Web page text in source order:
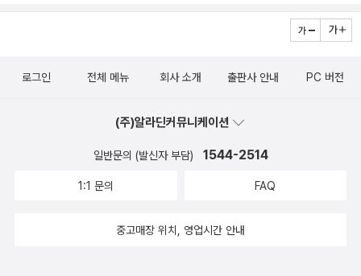
광하는 팬을 한 명이라도 만들어보는 것이다. 나의 의견에 공감하
스럽게 퍼스널 브랜딩에 성공하고 성공적인 1인 기업가가 될 것
합니다. 주제와 타기팅, 제목과 목차, 집필계획, 초고집필, 퇴고의
함할 수있게 했습니다. 우리는 행복한 삶을 살고 싶고 남에게 인
만 사실 그것이 쉽지 많은 않습니다. 더우기 이제 1인기업가가 될
수밖에 없는 사회적 상황이 되고 있습니다. 1인기업가는 제대로
퍼스널마케팅을 해야하고 책쓰기는 최고의 마케팅방법일겁니다.
생각보다 책쓰기가 어렵지않다고 합니다. 이럴때 용기가 필요하
습니다.얼마나 몰입해서 쓰는가에 따라 달라질 것이고 글을 쓴 후
들을 통해 글쓰기가 단순한 기록 이상의 의미를 가질 수 있다는
모든 즐거움이 그렇듯 글쓰기의 즐거움 역시 하루아침에 찾을 수
중요성은 누구나 알고 있지만 잘 쓰기 위해 노력하는 사람은 별로
없습니다.책을 쓰기 전에 꼭 알아야 할 것 중에 하나가 왜 책을 쓰
유가 있어야 합니다.책 쓰기는 자신의 삶을 바꿀 수 있고 지금까
로그인 전체 메뉴 회사 소개 출판사 안내 PC 버전
(주)알라딘커뮤니케이션
일반문의 (발신자 부담) 1544-2514
1:1 문의 FAQ
중고매장 위치, 영업시간 안내